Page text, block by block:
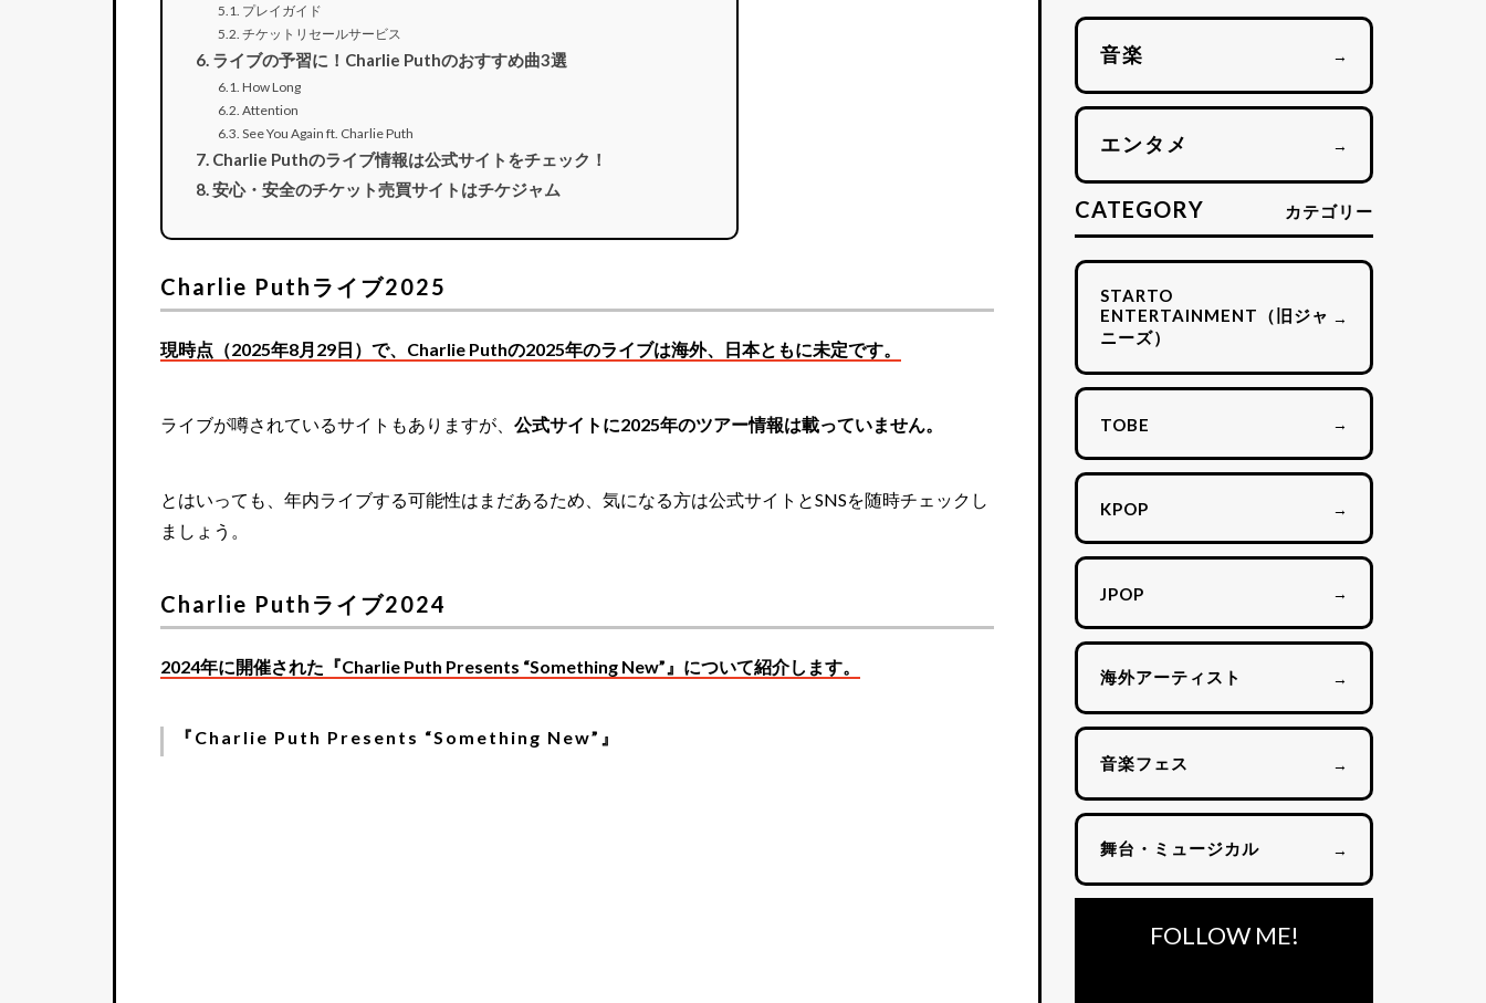
プレイガイド
チケットリセールサービス
ライブの予習に！Charlie Puthのおすすめ曲3選
How Long
Attention
See You Again ft. Charlie Puth
Charlie Puthのライブ情報は公式サイトをチェック！
安心・安全のチケット売買サイトはチケジャム
Charlie Puthライブ2025
現時点（2025年8月29日）で、Charlie Puthの2025年のライブは海外、日本ともに未定です。
ライブが噂されているサイトもありますが、 公式サイトに2025年のツアー情報は載っていません。
とはいっても、年内ライブする可能性はまだあるため、気になる方は公式サイトとSNSを随時チェックし
ましょう。
Charlie Puthライブ2024
2024年に開催された『Charlie Puth Presents “Something New”』について紹介します。
『Charlie Puth Presents “Something New”』
音楽 →
エンタメ →
CATEGORY カテゴリー
STARTO
ENTERTAINMENT（旧ジャ
ニーズ）
→
TOBE →
KPOP →
JPOP →
海外アーティスト →
音楽フェス →
舞台・ミュージカル →
FOLLOW ME!